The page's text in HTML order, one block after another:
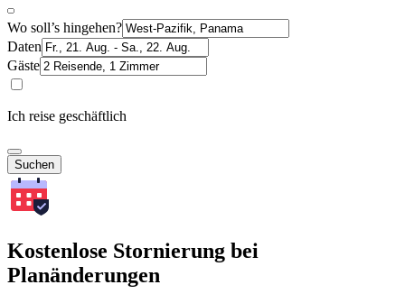
Wo soll’s hingehen?
Daten
Gäste
Ich reise geschäftlich
Suchen
Kostenlose Stornierung bei
Planänderungen